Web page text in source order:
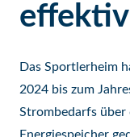
Das Sportlerheim
2024 bis zum
Strombedarfs über